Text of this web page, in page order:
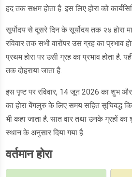
हद तक सक्षम होता है. इस लिए होरा को
सूर्योदय से दूसरे दिन के सूर्योदय तक २४ होरा
रविवार तक सभी वारोंपर उस ग्रह का प्रभाव
प्रथम होरा पर उसी ग्रह का प्रभाव होता है.
तक दोहराया जाता है.
इस पृष्ट पर रविवार, 14 जून 2026 का शुभ
का होरा बेंगलुरु के लिए समय सहित सूचिबद्ध
भी कहा जाता है. सात वार तथा उनके ग्रहों
स्थान के अनुसार दिया गया है.
वर्तमान होरा